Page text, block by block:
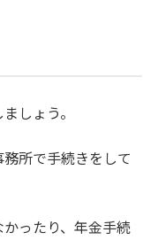
しょう。
所で手続きをして
ったり、年金手続